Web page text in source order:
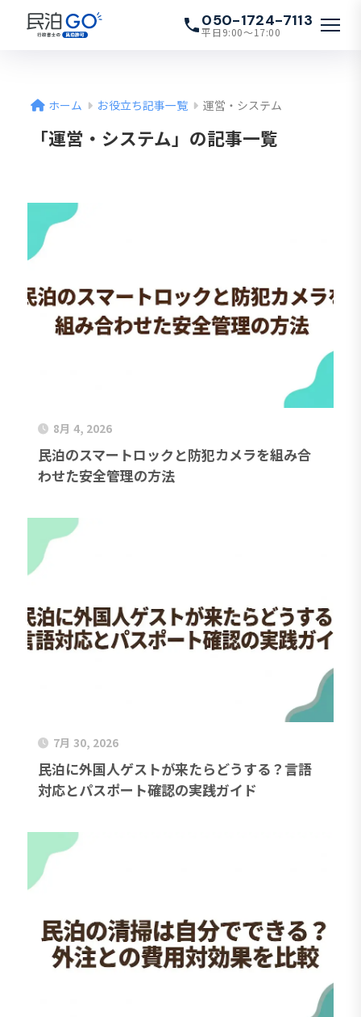
050-1724-7113
平日9:00〜17:00
ホーム お役立ち記事一覧 運営・システム
「運営・システム」の記事一覧
8月 4, 2026
民泊のスマートロックと防犯カメラを組み合
わせた安全管理の方法
7月 30, 2026
民泊に外国人ゲストが来たらどうする？言語
対応とパスポート確認の実践ガイド